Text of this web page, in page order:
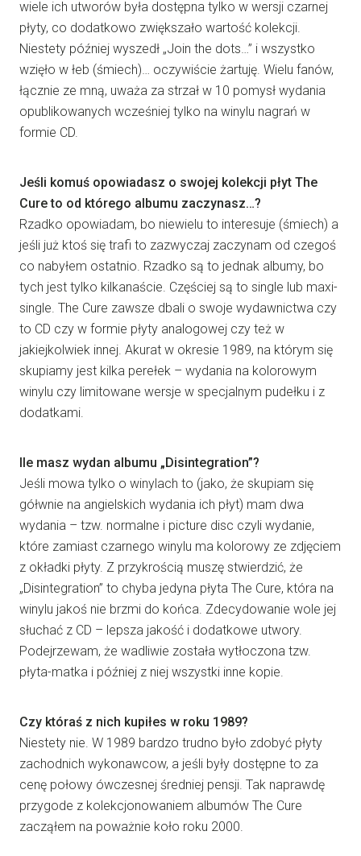
wiele ich utworów była dostępna tylko w wersji czarnej
płyty, co dodatkowo zwiększało wartość kolekcji.
Niestety później wyszedł „Join the dots…” i wszystko
wzięło w łeb (śmiech)… oczywiście żartuję. Wielu fanów,
łącznie ze mną, uważa za strzał w 10 pomysł wydania
opublikowanych wcześniej tylko na winylu nagrań w
formie CD.
Jeśli komuś opowiadasz o swojej kolekcji płyt The
Cure to od którego albumu zaczynasz…?
Rzadko opowiadam, bo niewielu to interesuje (śmiech) a
jeśli już ktoś się trafi to zazwyczaj zaczynam od czegoś
co nabyłem ostatnio. Rzadko są to jednak albumy, bo
tych jest tylko kilkanaście. Częściej są to single lub maxi-
single. The Cure zawsze dbali o swoje wydawnictwa czy
to CD czy w formie płyty analogowej czy też w
jakiejkolwiek innej. Akurat w okresie 1989, na którym się
skupiamy jest kilka perełek – wydania na kolorowym
winylu czy limitowane wersje w specjalnym pudełku i z
dodatkami.
Ile masz wydan albumu „Disintegration”?
Jeśli mowa tylko o winylach to (jako, że skupiam się
gółwnie na angielskich wydania ich płyt) mam dwa
wydania – tzw. normalne i picture disc czyli wydanie,
które zamiast czarnego winylu ma kolorowy ze zdjęciem
z okładki płyty. Z przykrością muszę stwierdzić, że
„Disintegration” to chyba jedyna płyta The Cure, która na
winylu jakoś nie brzmi do końca. Zdecydowanie wole jej
słuchać z CD – lepsza jakość i dodatkowe utwory.
Podejrzewam, że wadliwie została wytłoczona tzw.
płyta-matka i później z niej wszystki inne kopie.
Czy któraś z nich kupiłes w roku 1989?
Niestety nie. W 1989 bardzo trudno było zdobyć płyty
zachodnich wykonawcow, a jeśli były dostępne to za
cenę połowy ówczesnej średniej pensji. Tak naprawdę
przygode z kolekcjonowaniem albumów The Cure
zacząłem na poważnie koło roku 2000.